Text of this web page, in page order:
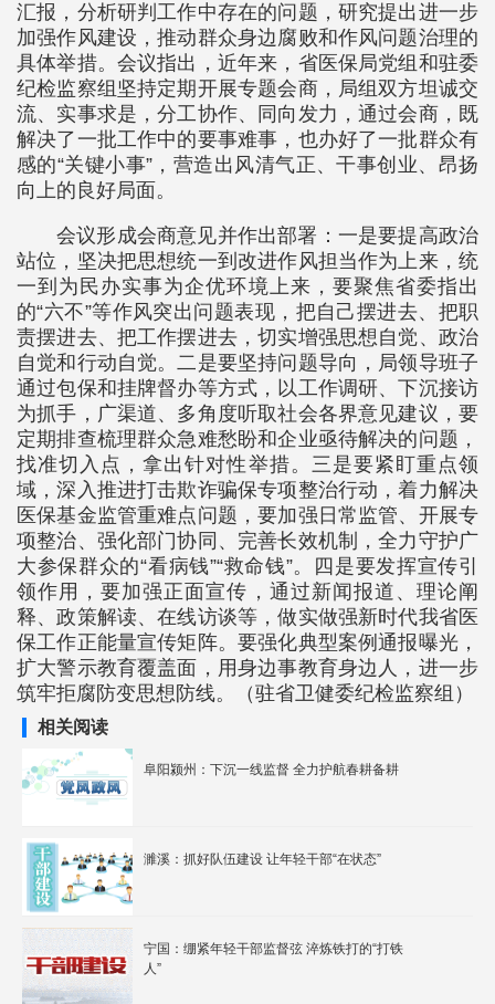
汇报，分析研判工作中存在的问题，研究提出进一步
加强作风建设，推动群众身边腐败和作风问题治理的
具体举措。会议指出，近年来，省医保局党组和驻委
纪检监察组坚持定期开展专题会商，局组双方坦诚交
流、实事求是，分工协作、同向发力，通过会商，既
解决了一批工作中的要事难事，也办好了一批群众有
感的“关键小事”，营造出风清气正、干事创业、昂扬
向上的良好局面。
会议形成会商意见并作出部署：一是要提高政治
站位，坚决把思想统一到改进作风担当作为上来，统
一到为民办实事为企优环境上来，要聚焦省委指出
的“六不”等作风突出问题表现，把自己摆进去、把职
责摆进去、把工作摆进去，切实增强思想自觉、政治
自觉和行动自觉。二是要坚持问题导向，局领导班子
通过包保和挂牌督办等方式，以工作调研、下沉接访
为抓手，广渠道、多角度听取社会各界意见建议，要
定期排查梳理群众急难愁盼和企业亟待解决的问题，
找准切入点，拿出针对性举措。三是要紧盯重点领
域，深入推进打击欺诈骗保专项整治行动，着力解决
医保基金监管重难点问题，要加强日常监管、开展专
项整治、强化部门协同、完善长效机制，全力守护广
大参保群众的“看病钱”“救命钱”。四是要发挥宣传引
领作用，要加强正面宣传，通过新闻报道、理论阐
释、政策解读、在线访谈等，做实做强新时代我省医
保工作正能量宣传矩阵。要强化典型案例通报曝光，
扩大警示教育覆盖面，用身边事教育身边人，进一步
筑牢拒腐防变思想防线。（驻省卫健委纪检监察组）
相关阅读
阜阳颍州：下沉一线监督 全力护航春耕备耕
濉溪：抓好队伍建设 让年轻干部“在状态”
宁国：绷紧年轻干部监督弦 淬炼铁打的“打铁
人”